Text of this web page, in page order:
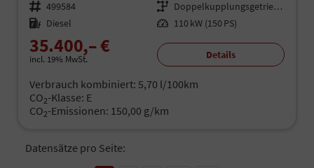
Fahrzeugnr. 499584 Getriebe
Doppelkupplungsgetriebe (DSG)
Kraftstoff Diesel Leistung 110 kW (150 PS)
35.400,– €
incl. 19% MwSt. Details
Verbrauch kombiniert: 5,70 l/100km
CO2-Klasse: E
CO2-Emissionen: 150,00 g/km
Datensätze pro Seite: